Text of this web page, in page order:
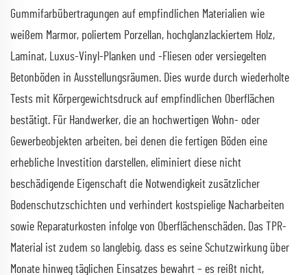
Gummifarbübertragungen auf empfindlichen Materialien wie
weißem Marmor, poliertem Porzellan, hochglanzlackiertem Holz,
Laminat, Luxus-Vinyl-Planken und -Fliesen oder versiegelten
Betonböden in Ausstellungsräumen. Dies wurde durch wiederholte
Tests mit Körpergewichtsdruck auf empfindlichen Oberflächen
bestätigt. Für Handwerker, die an hochwertigen Wohn- oder
Gewerbeobjekten arbeiten, bei denen die fertigen Böden eine
erhebliche Investition darstellen, eliminiert diese nicht
beschädigende Eigenschaft die Notwendigkeit zusätzlicher
Bodenschutzschichten und verhindert kostspielige Nacharbeiten
sowie Reparaturkosten infolge von Oberflächenschäden. Das TPR-
Material ist zudem so langlebig, dass es seine Schutzwirkung über
Monate hinweg täglichen Einsatzes bewahrt – es reißt nicht,